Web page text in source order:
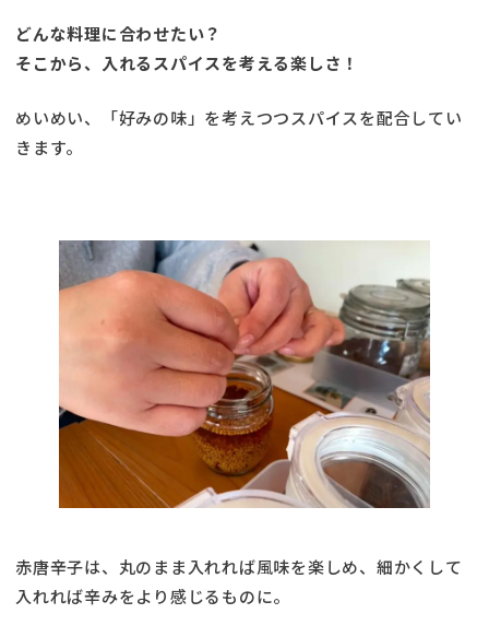
どんな料理に合わせたい？
そこから、入れるスパイスを考える楽しさ！
めいめい、「好みの味」を考えつつスパイスを配合してい
きます。
赤唐辛子は、丸のまま入れれば風味を楽しめ、細かくして
入れれば辛みをより感じるものに。